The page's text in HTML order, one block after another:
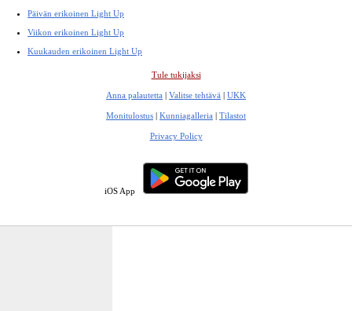
Päivän erikoinen Light Up
Viikon erikoinen Light Up
Kuukauden erikoinen Light Up
Tule tukijaksi
Anna palautetta | Valitse tehtävä | UKK
Monitulostus | Kunniagalleria | Tilastot
Privacy Policy
iOS App